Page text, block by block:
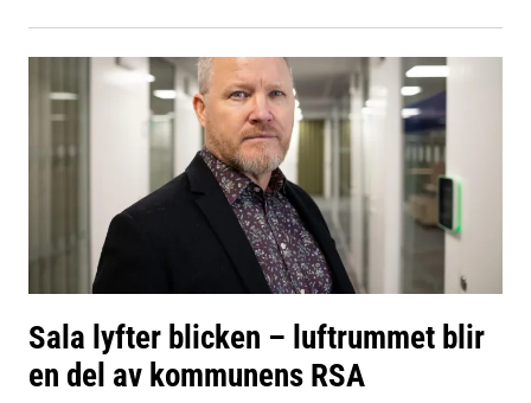
Sala lyfter blicken – luftrummet blir
en del av kommunens RSA